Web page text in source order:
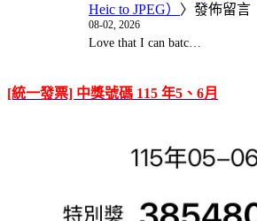
Heic to JPEG） 〉發佈留言
08-02, 2026
Love that I can batc…
[統一發票] 中獎號碼 115 年5、6月